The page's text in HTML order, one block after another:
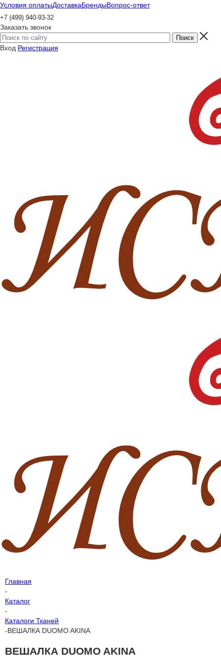
Условия оплатыДоставкаБрендыВопрос-ответ
+7 (499) 940-93-32
Заказать звонок
Вход Регистрация
Главная
-
Каталог
-
Каталоги Тканей
-ВЕШАЛКА DUOMO AKINA
ВЕШАЛКА DUOMO AKINA